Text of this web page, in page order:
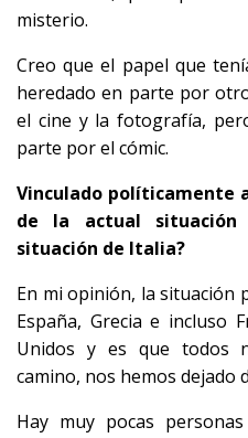
misterio.
Creo que el papel que
heredado en parte por
el cine y la fotografía,
parte por el cómic.
Vinculado políticamente
de la actual
situación de Italia?
En mi opinión, la situación
España, Grecia e incluso
Unidos y es que todos
camino, nos hemos dejado
Hay muy pocas